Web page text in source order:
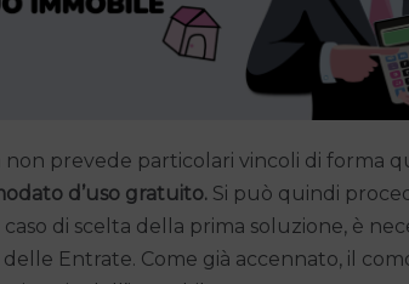
non prevede particolari vincoli di forma
d’uso gratuito. Si può quindi
di scelta della prima soluzione, è
delle Entrate. Come già accennato, il